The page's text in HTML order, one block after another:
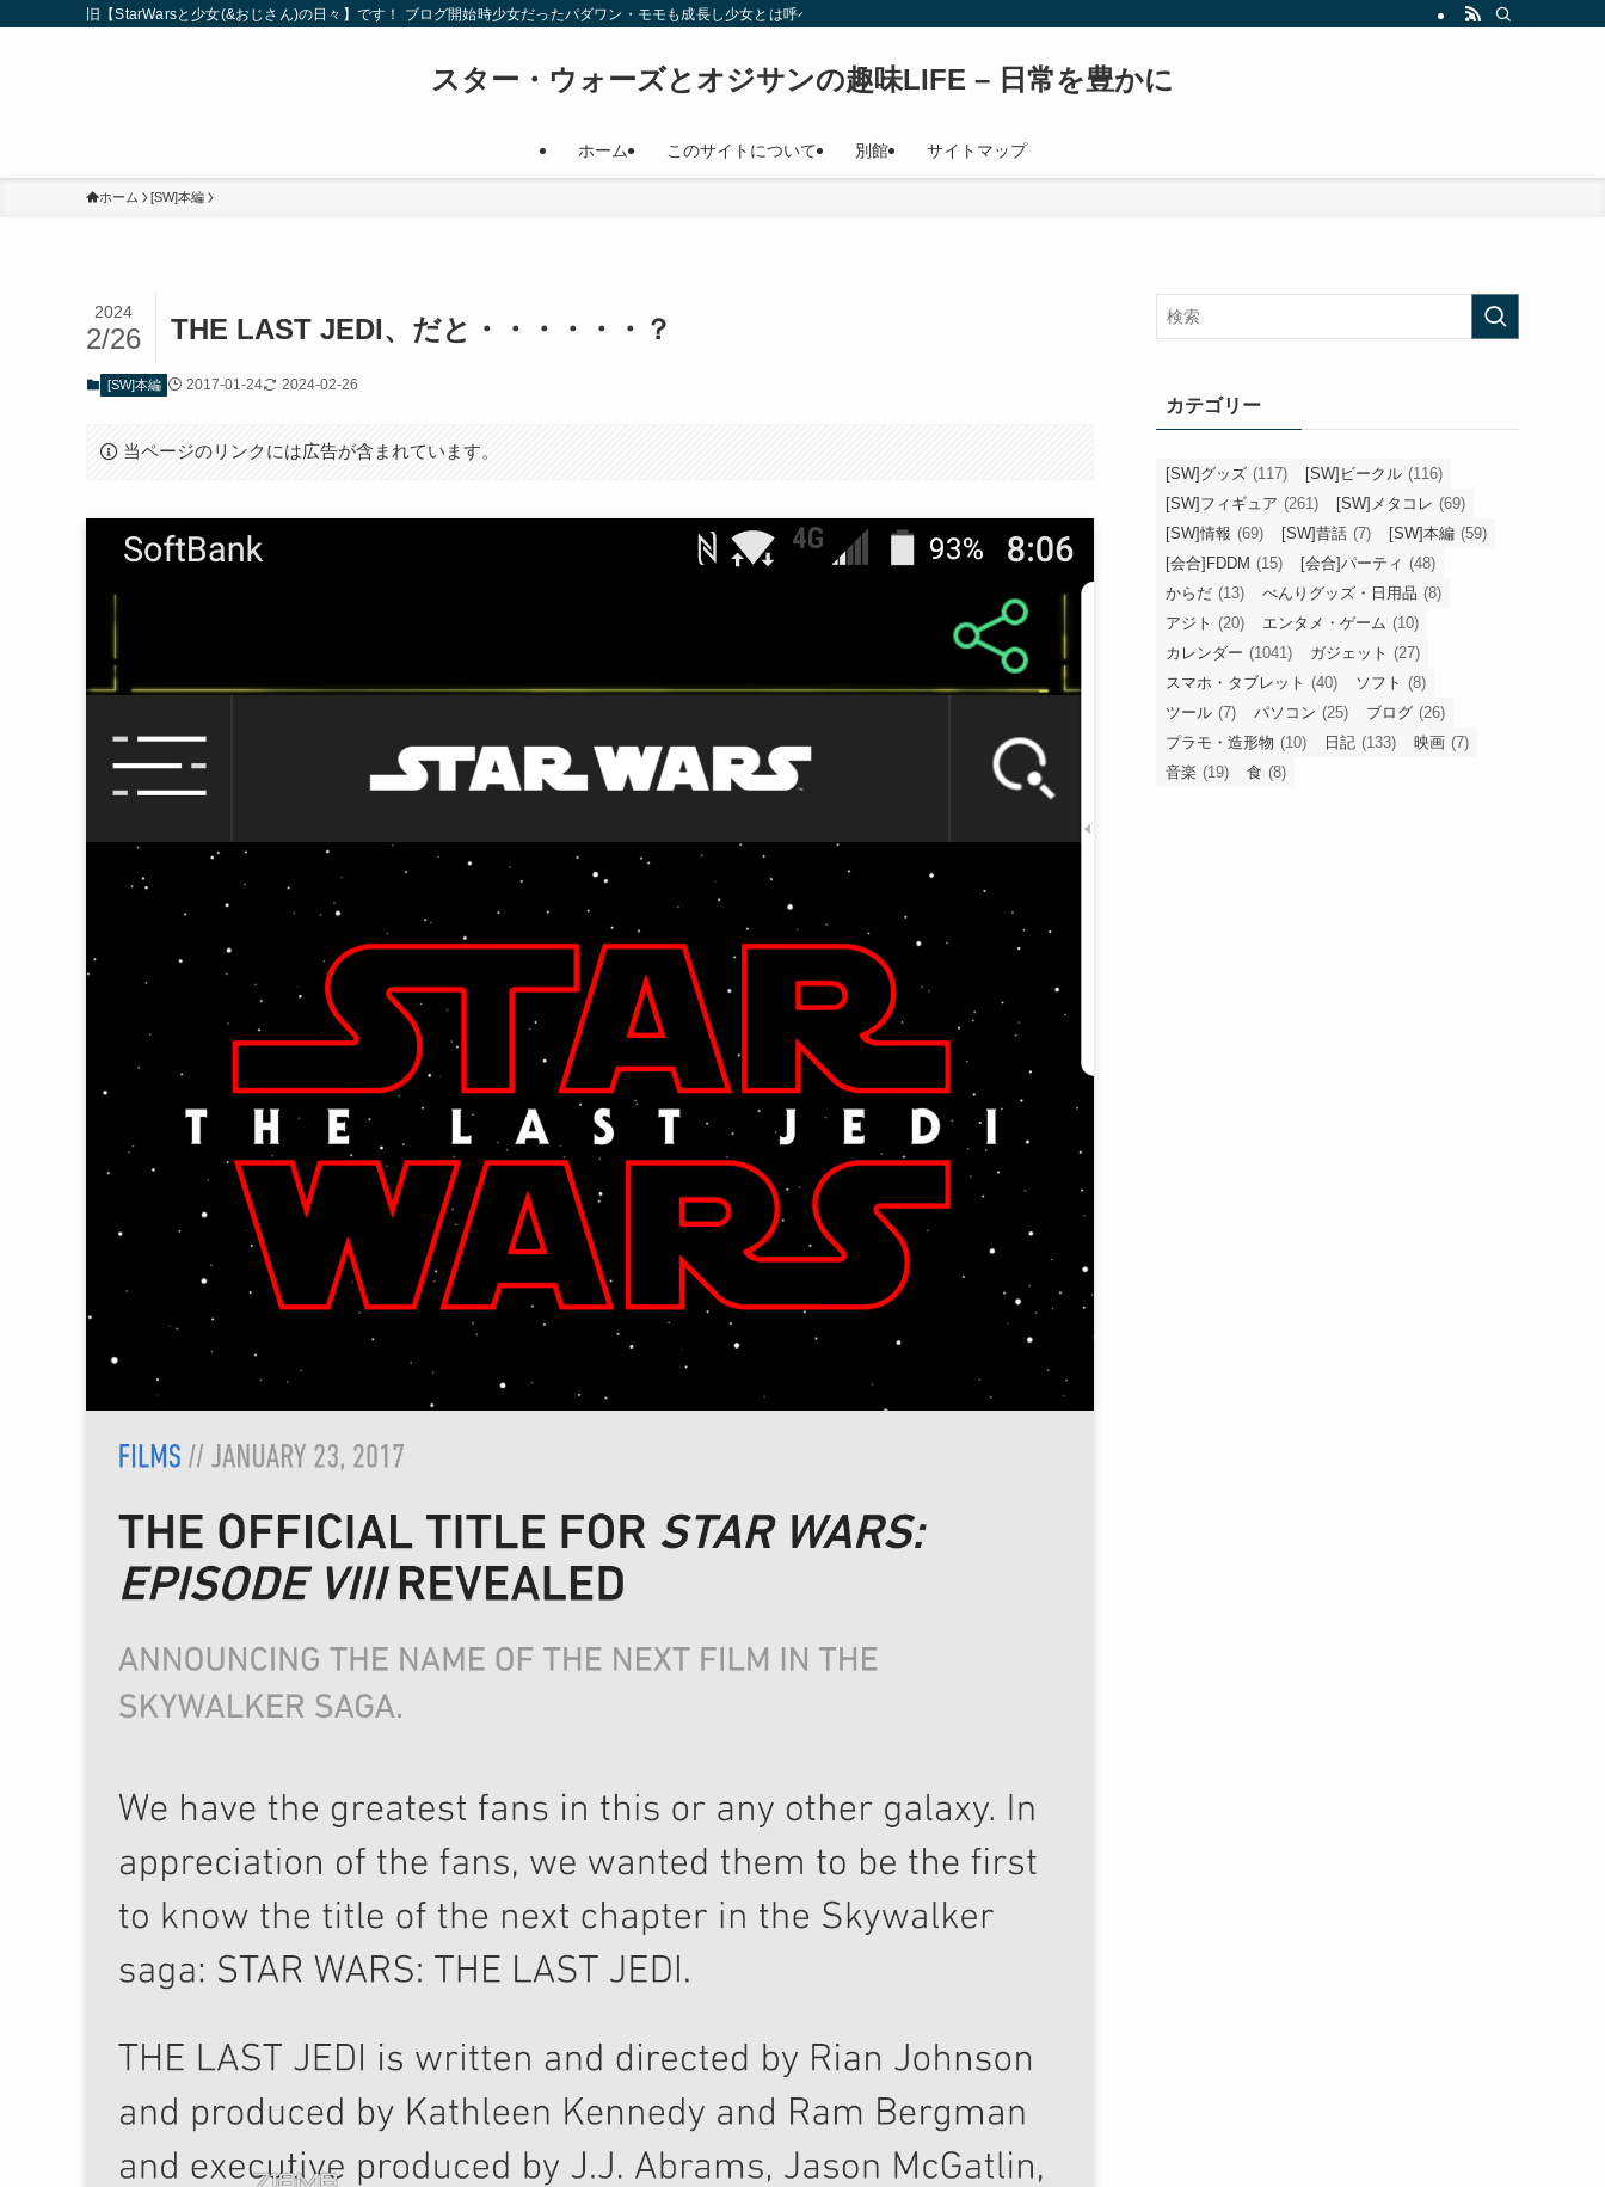
旧【StarWarsと少女(&おじさん)の日々】です！ ブログ開始時少女だったパダワン・モモも成長し少女とは呼べない年齢になり（笑） このサイトもスター・ウォーズ、日常生活などについて書いていくブログへと変貌を遂げます！！
スター・ウォーズとオジサンの趣味LIFE – 日常を豊かに
ホーム このサイトについて 別館 サイトマップ
ホーム [SW]本編
THE LAST JEDI、だと・・・・・・？
2024
2/26
[SW]本編 2017-01-24 2024-02-26
当ページのリンクには広告が含まれています。
カテゴリー
[SW]グッズ (117) [SW]ビークル (116)
[SW]フィギュア (261) [SW]メタコレ (69)
[SW]情報 (69) [SW]昔話 (7) [SW]本編 (59)
[会合]FDDM (15) [会合]パーティ (48)
からだ (13) べんりグッズ・日用品 (8)
アジト (20) エンタメ・ゲーム (10)
カレンダー (1041) ガジェット (27)
スマホ・タブレット (40) ソフト (8)
ツール (7) パソコン (25) ブログ (26)
プラモ・造形物 (10) 日記 (133) 映画 (7)
音楽 (19) 食 (8)